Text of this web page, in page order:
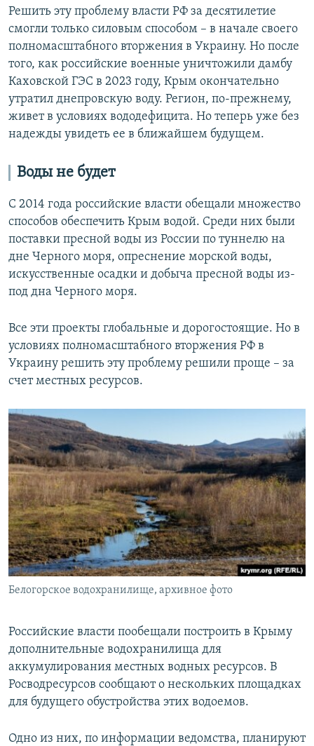
Решить эту проблему власти РФ за десятилетие
смогли только силовым способом – в начале своего
полномасштабного вторжения в Украину. Но после
того, как российские военные уничтожили дамбу
Каховской ГЭС в 2023 году, Крым окончательно
утратил днепровскую воду. Регион, по-прежнему,
живет в условиях вододефицита. Но теперь уже без
надежды увидеть ее в ближайшем будущем.
Воды не будет
С 2014 года российские власти обещали множество
способов обеспечить Крым водой. Среди них были
поставки пресной воды из России по туннелю на
дне Черного моря, опреснение морской воды,
искусственные осадки и добыча пресной воды из-
под дна Черного моря.
Все эти проекты глобальные и дорогостоящие. Но в
условиях полномасштабного вторжения РФ в
Украину решить эту проблему решили проще – за
счет местных ресурсов.
Белогорское водохранилище, архивное фото
Российские власти пообещали построить в Крыму
дополнительные водохранилища для
аккумулирования местных водных ресурсов. В
Росводресурсов сообщают о нескольких площадках
для будущего обустройства этих водоемов.
Одно из них, по информации ведомства, планируют